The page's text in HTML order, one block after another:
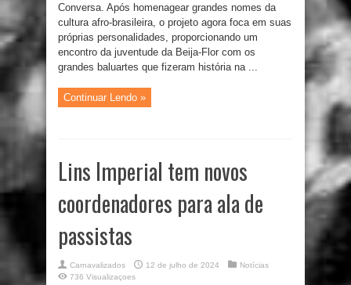
Conversa. Após homenagear grandes nomes da
cultura afro-brasileira, o projeto agora foca em suas
próprias personalidades, proporcionando um
encontro da juventude da Beija-Flor com os
grandes baluartes que fizeram história na ...
Continuar Lendo »
Lins Imperial tem novos
coordenadores para ala de
passistas
Carnavalizados 12 de julho de 2024
Notícias
736 Visualizaçoes